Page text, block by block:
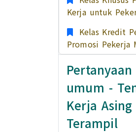
Kerja untuk
Kelas Kredit
Promosi Pekerja
Pertanyaan
umum -
Kerja Asing
Terampil